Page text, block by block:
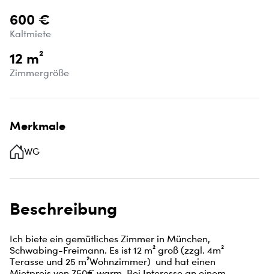
600 €
Kaltmiete
12 m²
Zimmergröße
Merkmale
WG
Beschreibung
Ich biete ein gemütliches Zimmer in München,
Schwabing-Freimann. Es ist 12 m² groß (zzgl. 4m²
Terasse und 25 m²Wohnzimmer)  und hat einen